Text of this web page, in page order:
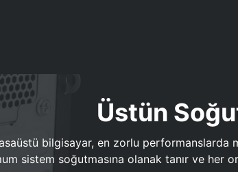
Üstün
bilgisayar, en zorlu performanslarda
sistem soğutmasına olanak tanır ve her